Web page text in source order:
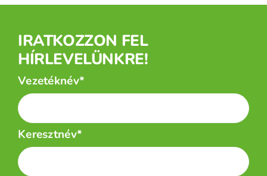
IRATKOZZON FEL
HÍRLEVELÜNKRE!
Név
*
Vezetéknév*
Keresztnév*